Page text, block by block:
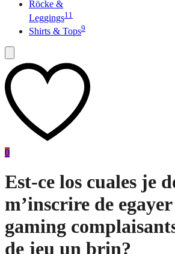
Röcke &
Leggings11
Shirts & Tops9
0
Est-ce los cuales je
m’inscrire de egayer
gaming
de jeu un brin?